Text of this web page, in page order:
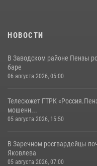
НОВОСТИ
В Заводском районе Пензы
баре
06 августа 2026, 05:00
Телесюжет ГТРК
мошенн...
05 августа 2026, 15:50
В Заречном росгвардейцы
Яковлева
05 августа 2026, 07:00